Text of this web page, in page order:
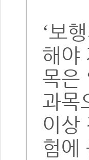
‘보
해야
목은
과목
이상
험에